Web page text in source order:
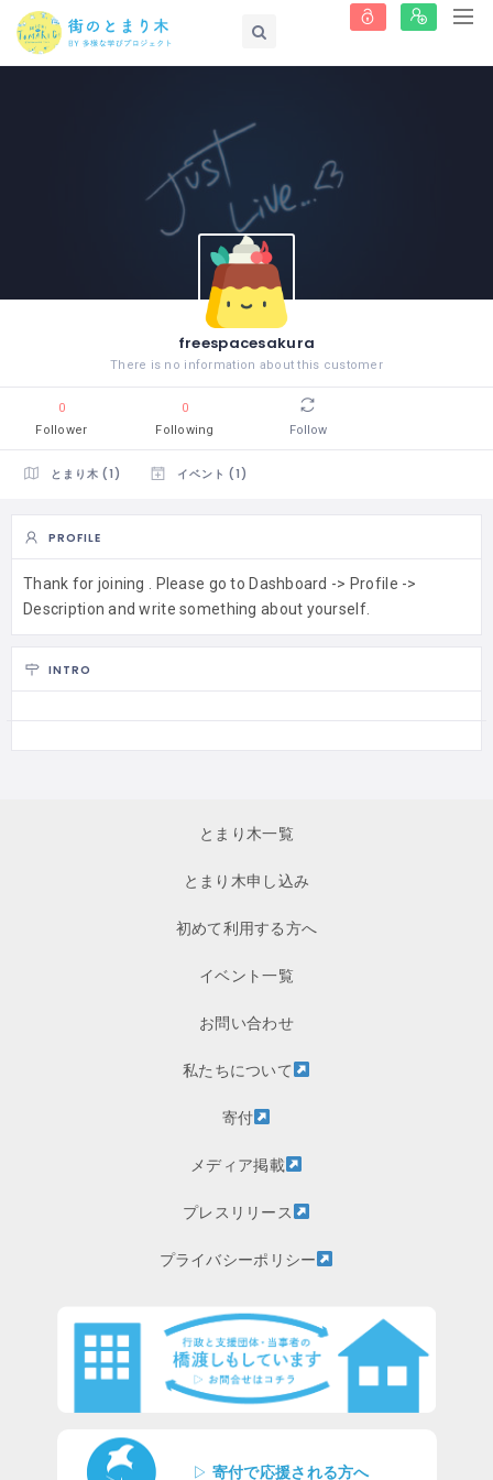
freespacesakura
There is no information about this customer
0
Follower
0
Following
Follow
とまり木 (1) イベント (1)
PROFILE
Thank for joining . Please go to Dashboard -> Profile ->
Description and write something about yourself.
INTRO
とまり木一覧
とまり木申し込み
初めて利用する方へ
イベント一覧
お問い合わせ
私たちについて
寄付
メディア掲載
プレスリリース
プライバシーポリシー
▷ 寄付で応援される方へ